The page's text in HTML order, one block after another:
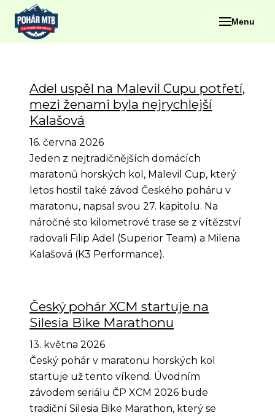
Menu
Adel uspěl na Malevil Cupu potřetí,
mezi ženami byla nejrychlejší
Kalašová
16. června 2026
Jeden z nejtradičnějších domácích
maratonů horských kol, Malevil Cup, který
letos hostil také závod Českého poháru v
maratonu, napsal svou 27. kapitolu. Na
náročné sto kilometrové trase se z vítězství
radovali Filip Adel (Superior Team) a Milena
Kalašová (K3 Performance).
Český pohár XCM startuje na
Silesia Bike Marathonu
13. května 2026
Český pohár v maratonu horských kol
startuje už tento víkend. Úvodním
závodem seriálu ČP XCM 2026 bude
tradiční Silesia Bike Marathon, který se